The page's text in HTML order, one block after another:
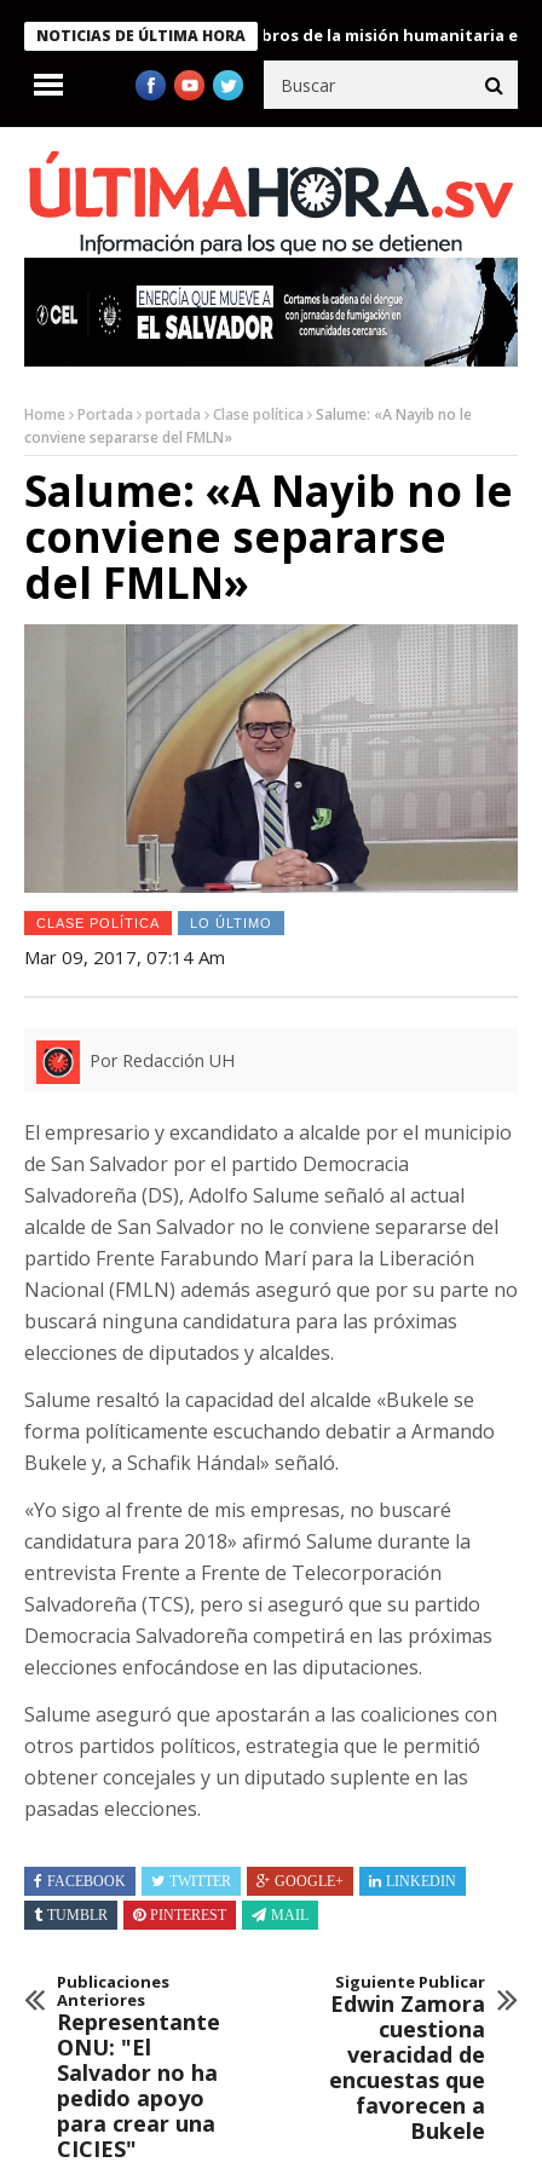
NOTICIAS DE ÚLTIMA HORA
Bukele condecora a miembros de la misión humanitaria enviada
Home Portada portada Clase política
Salume: «A Nayib no le
conviene separarse del FMLN»
Salume: «A Nayib no le
conviene separarse
del FMLN»
CLASE POLÍTICA LO ÚLTIMO
Mar 09, 2017, 07:14 Am
Por Redacción UH
El empresario y excandidato a alcalde por el municipio
de San Salvador por el partido Democracia
Salvadoreña (DS), Adolfo Salume señaló al actual
alcalde de San Salvador no le conviene separarse del
partido Frente Farabundo Marí para la Liberación
Nacional (FMLN) además aseguró que por su parte no
buscará ninguna candidatura para las próximas
elecciones de diputados y alcaldes.
Salume resaltó la capacidad del alcalde «Bukele se
forma políticamente escuchando debatir a Armando
Bukele y, a Schafik Hándal» señaló.
«Yo sigo al frente de mis empresas, no buscaré
candidatura para 2018» afirmó Salume durante la
entrevista Frente a Frente de Telecorporación
Salvadoreña (TCS), pero si aseguró que su partido
Democracia Salvadoreña competirá en las próximas
elecciones enfocándose en las diputaciones.
Salume aseguró que apostarán a las coaliciones con
otros partidos políticos, estrategia que le permitió
obtener concejales y un diputado suplente en las
pasadas elecciones.
FACEBOOK TWITTER GOOGLE+
LINKEDIN
TUMBLR
PINTEREST MAIL
Publicaciones
Anteriores
Representante
ONU: "El
Salvador no ha
pedido apoyo
para crear una
CICIES"
Siguiente Publicar
Edwin Zamora
cuestiona
veracidad de
encuestas que
favorecen a
Bukele